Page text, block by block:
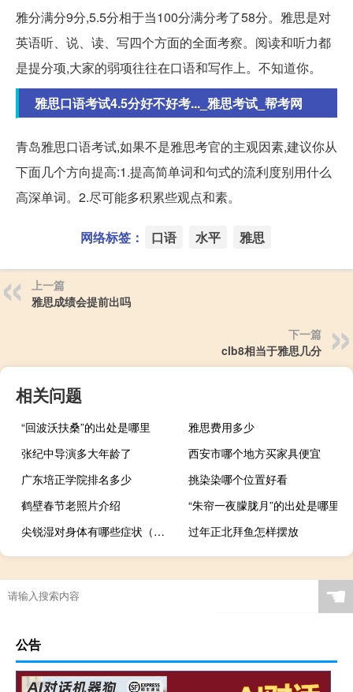
雅分满分9分,5.5分相于当100分满分考了58分。雅思是对
英语听、说、读、写四个方面的全面考察。阅读和听力都
是提分项,大家的弱项往往在口语和写作上。不知道你。
雅思口语考试4.5分好不好考..._雅思考试_帮考网
青岛雅思口语考试,如果不是雅思考官的主观因素,建议你从
下面几个方向提高:1.提高简单词和句式的流利度别用什么
高深单词。2.尽可能多积累些观点和素。
网络标签： 口语 水平 雅思
上一篇
雅思成绩会提前出吗
下一篇
clb8相当于雅思几分
相关问题
“回波沃扶桑”的出处是哪里
雅思费用多少
张纪中导演多大年龄了
西安市哪个地方买家具便宜
广东培正学院排名多少
挑染染哪个位置好看
鹤壁春节老照片介绍
“朱帘一夜朦胧月”的出处是哪里
尖锐湿对身体有哪些症状（尖锐湿疣的危害 尖锐湿疣对身体有什么影响）
过年正北拜鱼怎样摆放
☚
公告